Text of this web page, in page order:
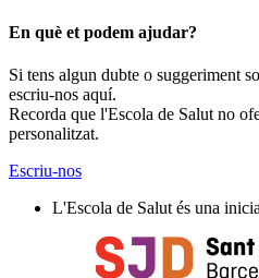
En què et podem ajudar?
Si tens algun dubte o suggeriment
escriu-nos aquí.
Recorda que l'Escola de Salut no
personalitzat.
Escriu-nos
L'Escola de Salut és una